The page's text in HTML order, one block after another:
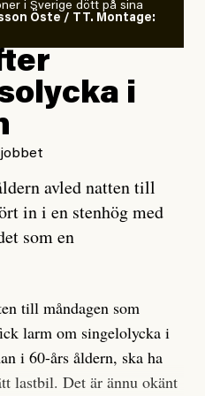
skriver för?
grön och oberoende
jag hoppas kan förtydliga
och andra hur jag
ETC:s uppdrag och
vill bli informerade,
– och som kräver
sant,
än
en tant.
Intervjun
Lundby: ”Livet i sig
politiskt”
i Sverige dött på sina
Öste / TT. Montage:
i
jobbet
avled natten till
in i en stenhög med
som en
till måndagen som
larm om singelolycka i
i 60-års åldern, ska ha
lastbil. Det är ännu okänt